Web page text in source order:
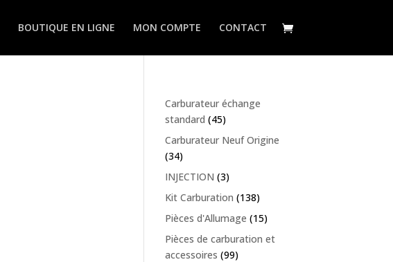
BOUTIQUE EN LIGNE MON COMPTE CONTACT
Carburateur échange
standard (45)
Carburateur Neuf Origine
(34)
INJECTION (3)
Kit Carburation (138)
Pièces d'Allumage (15)
Pièces de carburation et
accessoires (99)